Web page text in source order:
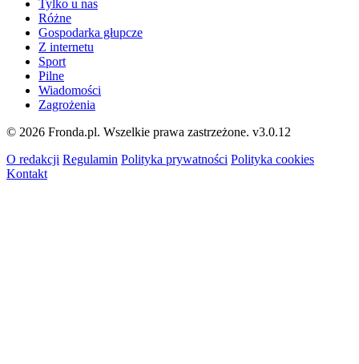
Tylko u nas
Różne
Gospodarka głupcze
Z internetu
Sport
Pilne
Wiadomości
Zagrożenia
© 2026 Fronda.pl. Wszelkie prawa zastrzeżone. v3.0.12
O redakcji Regulamin Polityka prywatności Polityka cookies
Kontakt